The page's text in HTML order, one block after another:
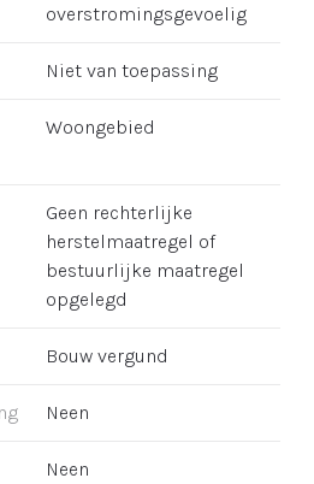
overstromingsgevoelig
Niet van toepassing
Woongebied
Geen rechterlijke
herstelmaatregel of
bestuurlijke maatregel
opgelegd
Bouw vergund
Neen
Neen